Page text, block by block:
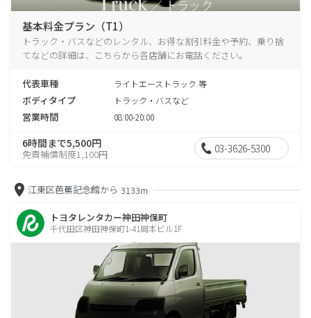
基本料金プラン（T1）
トラック・バスなどのレンタル、お得な割引料金や予約、乗り捨
てなどの詳細は、こちらから各店舗にお電話ください。
代表車種 ライトエーストラック 等
ボディタイプ トラック・バスなど
営業時間 08:00-20:00
6時間まで5,500円
免責補償制度1,100円 03-3626-5300
江東区芭蕉記念館から 3133m
トヨタレンタカー神田神保町
千代田区神田神保町1-41岡本ビル1F